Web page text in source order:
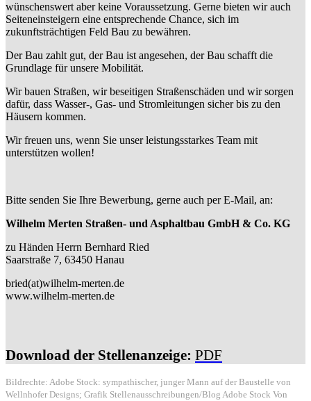
wünschenswert aber keine Voraussetzung. Gerne bieten wir auch
Seiteneinsteigern eine entsprechende Chance, sich im
zukunftsträchtigen Feld Bau zu bewähren.
Der Bau zahlt gut, der Bau ist angesehen, der Bau schafft die
Grundlage für unsere Mobilität.
Wir bauen Straßen, wir beseitigen Straßenschäden und wir sorgen
dafür, dass Wasser-, Gas- und Stromleitungen sicher bis zu den
Häusern kommen.
Wir freuen uns, wenn Sie unser leistungsstarkes Team mit
unterstützen wollen!
Bitte senden Sie Ihre Bewerbung, gerne auch per E-Mail, an:
Wilhelm Merten Straßen- und Asphaltbau GmbH & Co. KG
zu Händen Herrn Bernhard Ried
Saarstraße 7, 63450 Hanau
bried(at)wilhelm-merten.de
www.wilhelm-merten.de
Download der Stellenanzeige: PDF
Bildrechte: Adobe Stock: sympathischer, junger Mann auf der Baustelle von
Wellnhofer Designs; Grafik Stellenausschreibungen/Blog Adobe Stock Von